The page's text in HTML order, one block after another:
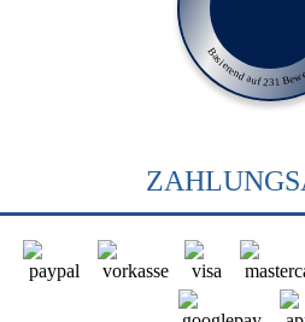
Basierend auf 231